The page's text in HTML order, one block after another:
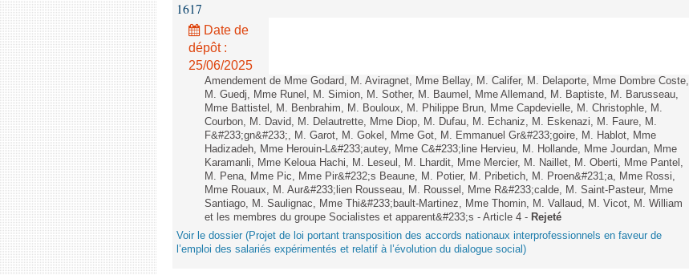
1617
Date de
dépôt :
25/06/2025
Amendement de Mme Godard, M. Aviragnet, Mme Bellay, M. Califer, M. Delaporte, Mme Dombre Coste,
M. Guedj, Mme Runel, M. Simion, M. Sother, M. Baumel, Mme Allemand, M. Baptiste, M. Barusseau,
Mme Battistel, M. Benbrahim, M. Bouloux, M. Philippe Brun, Mme Capdevielle, M. Christophle, M.
Courbon, M. David, M. Delautrette, Mme Diop, M. Dufau, M. Echaniz, M. Eskenazi, M. Faure, M.
F&#233;gn&#233;, M. Garot, M. Gokel, Mme Got, M. Emmanuel Gr&#233;goire, M. Hablot, Mme
Hadizadeh, Mme Herouin-L&#233;autey, Mme C&#233;line Hervieu, M. Hollande, Mme Jourdan, Mme
Karamanli, Mme Keloua Hachi, M. Leseul, M. Lhardit, Mme Mercier, M. Naillet, M. Oberti, Mme Pantel,
M. Pena, Mme Pic, Mme Pir&#232;s Beaune, M. Potier, M. Pribetich, M. Proen&#231;a, Mme Rossi,
Mme Rouaux, M. Aur&#233;lien Rousseau, M. Roussel, Mme R&#233;calde, M. Saint-Pasteur, Mme
Santiago, M. Saulignac, Mme Thi&#233;bault-Martinez, Mme Thomin, M. Vallaud, M. Vicot, M. William
et les membres du groupe Socialistes et apparent&#233;s - Article 4 - Rejeté
Voir le dossier (Projet de loi portant transposition des accords nationaux interprofessionnels en faveur de
l’emploi des salariés expérimentés et relatif à l’évolution du dialogue social)